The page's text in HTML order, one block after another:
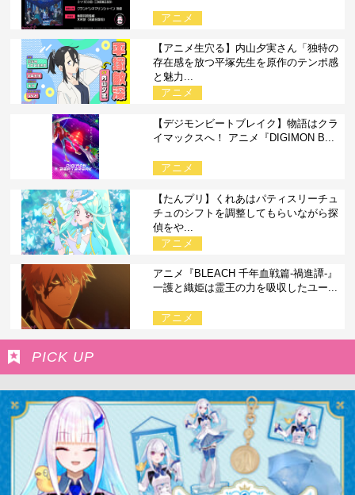
アニメ
【アニメ生穴る】内山夕実さん「独特の
存在感を放つ平塚先生を原作のテンポ感
と魅力...
アニメ
【デジモンビートブレイク】物語はクラ
イマックスへ！ アニメ『DIGIMON B...
アニメ
【たんプリ】くれあはパティスリーチュ
チュのシフトを調整してもらいながら探
偵をや...
アニメ
アニメ『BLEACH 千年血戦篇-禍進譚-』
一護と織姫は霊王の力を吸収したユー...
アニメ
PICK UP